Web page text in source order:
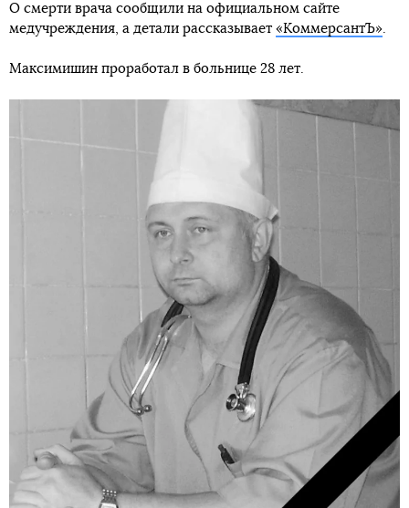
О смерти врача сообщили на официальном сайте
медучреждения, а детали рассказывает «КоммерсантЪ»
Максимишин проработал в больнице 28 лет.